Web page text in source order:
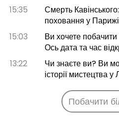
15:35
Смерть
поховання у
15:03
Ви хочете
Ось дата та час
13:22
Чи знаєте ви? Ви
історії мистецтва
Побачити